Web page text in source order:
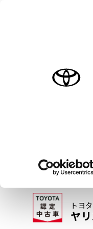
トヨタ認定
トヨタ
ヤ